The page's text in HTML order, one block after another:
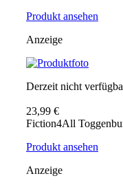
Produkt ansehen
Anzeige
Derzeit nicht
23,99 €
Fiction4All
Produkt ansehen
Anzeige